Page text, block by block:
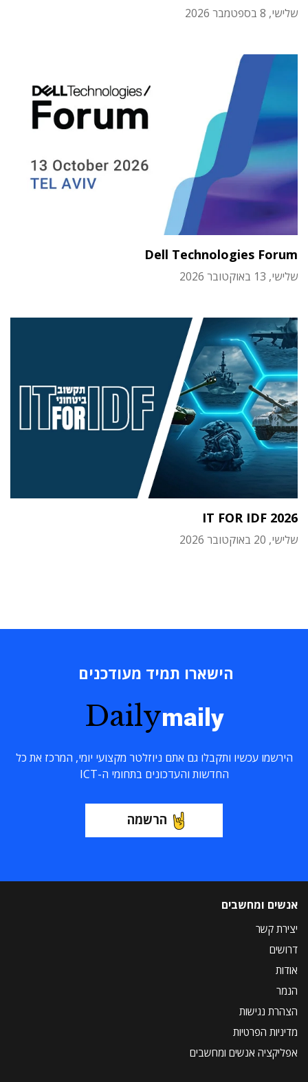
שלישי, 8 בספטמבר 2026
Dell Technologies Forum
שלישי, 13 באוקטובר 2026
IT FOR IDF 2026
שלישי, 20 באוקטובר 2026
הישארו תמיד מעודכנים
Dailymaily
הירשמו עכשיו ותקבלו גם אתם ניוזלטר מקצועי יומי, המרכז את כל
החדשות והעדכונים בתחומי ה-ICT
הרשמה
אנשים ומחשבים
יצירת קשר
דרושים
אודות
הנמר
הצהרת נגישות
מדיניות הפרטיות
אפליקציה אנשים ומחשבים